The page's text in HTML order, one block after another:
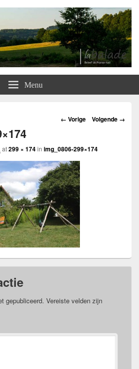
Menu
Afbeeldingsnavigatie
← Vorige Volgende →
at299 × 174in img_0806-299×174
gepubliceerd. Vereiste velden zijn